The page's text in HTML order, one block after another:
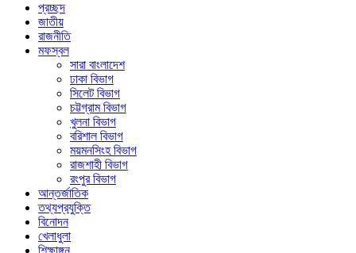
প্রচ্ছদ
জাতীয়
রাজনীতি
মফস্বল
সারা বাংলাদেশ
ঢাকা বিভাগ
সিলেট বিভাগ
চট্টগ্রাম বিভাগ
খুলনা বিভাগ
বরিশাল বিভাগ
ময়মনসিংহ বিভাগ
রাজশাহী বিভাগ
রংপুর বিভাগ
আন্তর্জাতিক
তথ্যপ্রযুক্তি
বিনোদন
খেলাধুলা
শিক্ষাঙ্গন